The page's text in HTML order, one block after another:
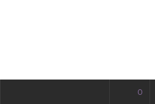
0